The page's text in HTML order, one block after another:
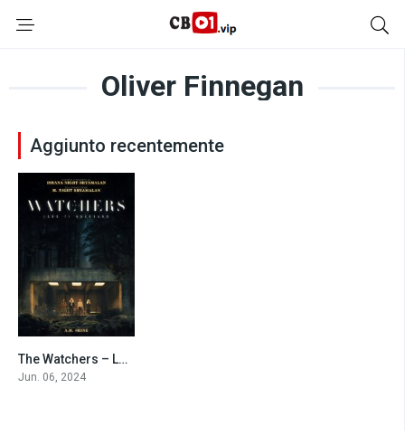
Oliver Finnegan
Aggiunto recentemente
5.8
The Watchers – Loro ti guardano (2024)
Jun. 06, 2024